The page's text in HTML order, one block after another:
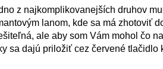
z najkomplikovanejších druhov
lanom, kde sa má zhotoviť
ale aby som Vám mohol čo
sa dajú priložiť cez červené